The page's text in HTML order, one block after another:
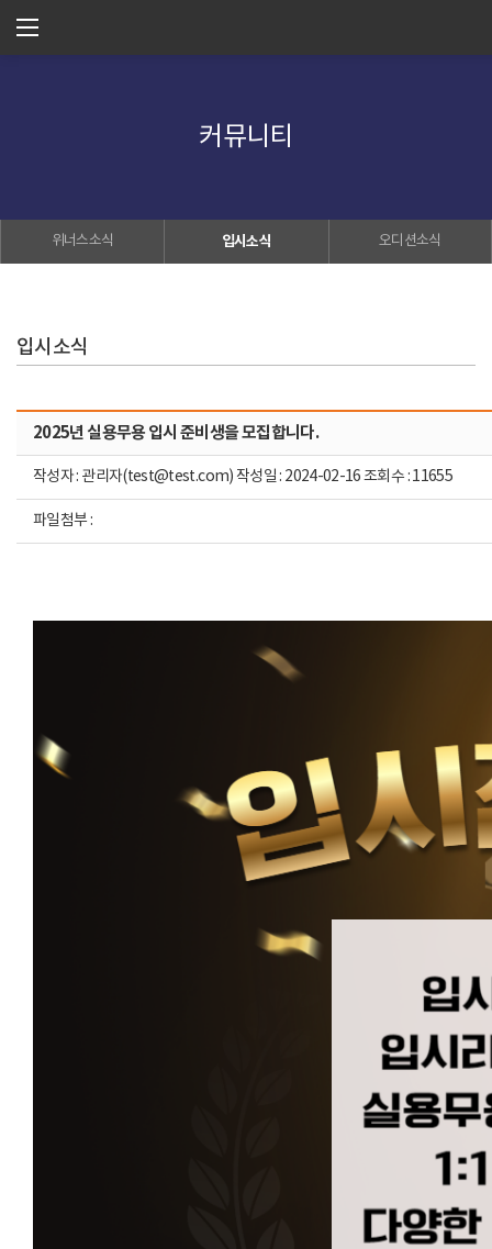
커뮤니티
위너스소식 입시소식 오디션소식
입시소식
2025년 실용무용 입시 준비생을 모집합니다.
작성자 : 관리자(test@test.com) 작성일 : 2024-02-16 조회수 : 11655
파일첨부 :